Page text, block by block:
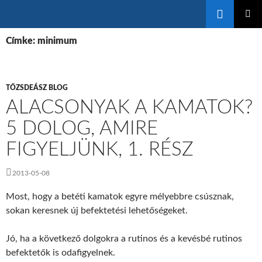
A
Címke: minimum
TŐZSDEÁSZ BLOG
ALACSONYAK A KAMATOK?
5 DOLOG, AMIRE
FIGYELJÜNK, 1. RÉSZ
2013-05-08
Most, hogy a betéti kamatok egyre mélyebbre csúsznak,
sokan keresnek új befektetési lehetőségeket.
Jó, ha a következő dolgokra a rutinos és a kevésbé rutinos
befektetők is odafigyelnek.